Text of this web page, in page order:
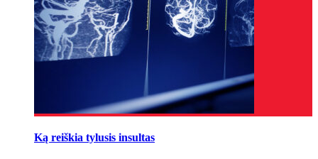
Ką reiškia tylusis insultas